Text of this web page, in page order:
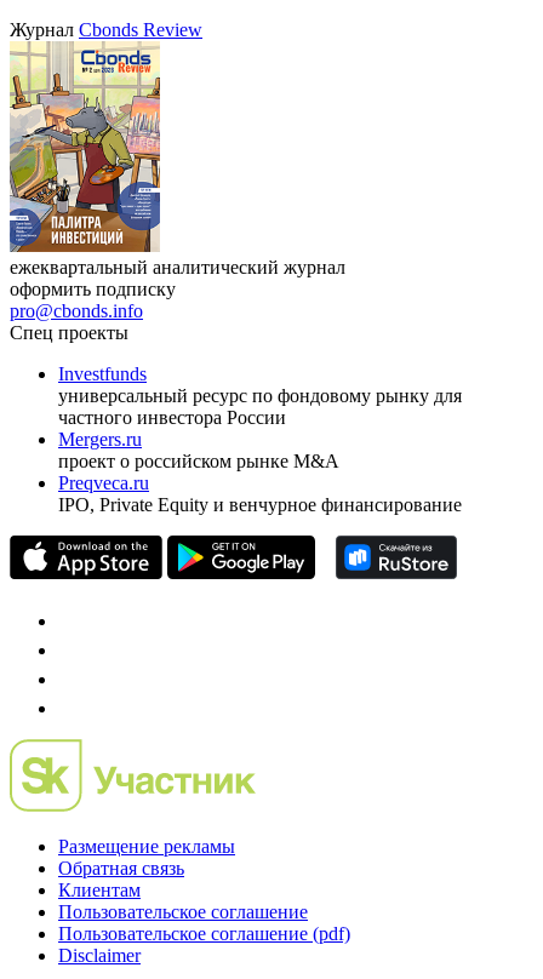
Журнал Cbonds Review
ежеквартальный аналитический журнал
оформить подписку
pro@cbonds.info
Спец проекты
Investfunds
универсальный ресурс по фондовому рынку для
частного инвестора России
Mergers.ru
проект о российском рынке M&A
Preqveca.ru
IPO, Private Equity и венчурное финансирование
Размещение рекламы
Обратная связь
Клиентам
Пользовательское соглашение
Пользовательское соглашение (pdf)
Disclaimer